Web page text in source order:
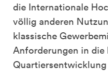
die Internationale
völlig anderen
klassische
Anforderungen in die